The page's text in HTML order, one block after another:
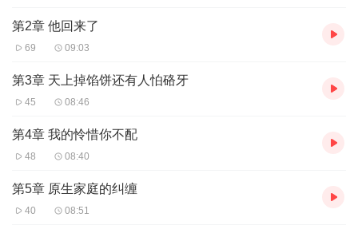
第2章 他回来了
69 09:03
第3章 天上掉馅饼还有人怕硌牙
45 08:46
第4章 我的怜惜你不配
48 08:40
第5章 原生家庭的纠缠
40 08:51